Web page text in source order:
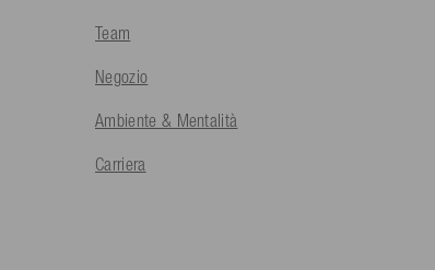
Team
Negozio
Ambiente & Mentalità
Carriera